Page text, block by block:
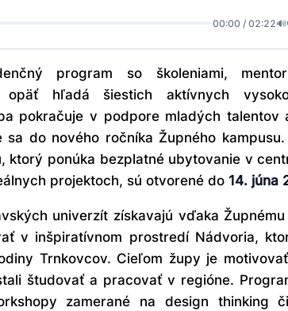
00:00 / 02:22🔊
program so školeniami,
opäť hľadá šiestich aktívnych
pokračuje v podpore mladých talentov
sa do nového ročníka Župného kampusu.
ktorý ponúka bezplatné ubytovanie v
projektoch, sú otvorené do 14. júna
univerzít získavajú vďaka Župnému
v inšpiratívnom prostredí Nádvoria,
Trnkovcov. Cieľom župy je
študovať a pracovať v regióne.
zamerané na design thinking